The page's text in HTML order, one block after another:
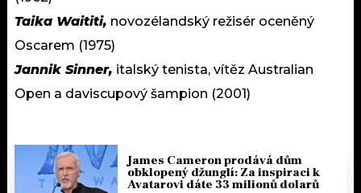
Taika Waititi, novozélandský režisér oceněný
Oscarem (1975)
Jannik Sinner, italský tenista, vítěz Australian
Open a daviscupový šampion (2001)
James Cameron prodává dům
obklopený džunglí: Za inspiraci k
Avatarovi dáte 33 milionů dolarů